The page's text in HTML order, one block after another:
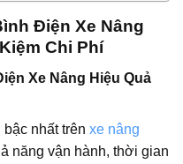
Điện Xe Nâng
Chi Phí
Xe Nâng Hiệu Quả
nhất trên xe nâng
năng vận hành, thời gian